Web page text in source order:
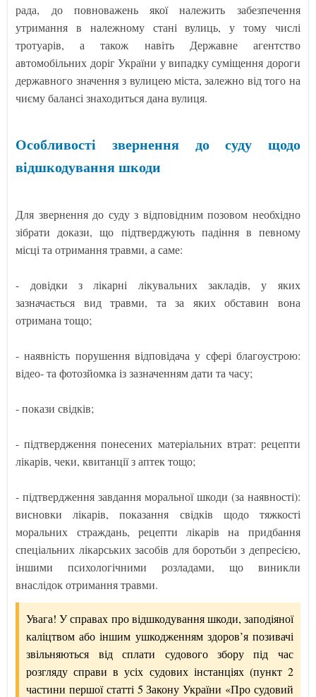
рада, до повноважень якої належить забезпечення
утримання в належному стані вулиць, у тому числі
тротуарів, а також навіть Державне агентство
автомобільних доріг України у випадку суміщення дороги
державного значення з вулицею міста, залежно від того на
чиєму балансі знаходиться дана вулиця.
Особливості звернення до суду щодо
відшкодування шкоди
Для звернення до суду з відповідним позовом необхідно
зібрати докази, що підтверджують падіння в певному
місці та отримання травми, а саме:
- довідки з лікарні лікувальних закладів, у яких
зазначається вид травми, та за яких обставин вона
отримана тощо;
- наявність порушення відповідача у сфері благоустрою:
відео- та фотозйомка із зазначенням дати та часу;
- покази свідків;
- підтвердження понесених матеріальних втрат: рецепти
лікарів, чеки, квитанції з аптек тощо;
- підтвердження завдання моральної шкоди (за наявності):
висновки лікарів, показання свідків щодо тяжкості
моральних страждань, рецепти лікарів на придбання
спеціальних лікарських засобів для боротьби з депресією,
іншими психологічними розладами, що виникли
внаслідок отримання травми.
Увага! У справах про відшкодування шкоди, заподіяної
каліцтвом або іншим ушкодженням здоров’я позивачі
звільняються від сплати судового збору під час
розгляду справи в усіх судових інстанціях (пункт 2
частини першої статті 5 Закону України «Про судовий